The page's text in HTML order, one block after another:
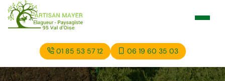
01 85 53 57 12 06 19 60 35 03